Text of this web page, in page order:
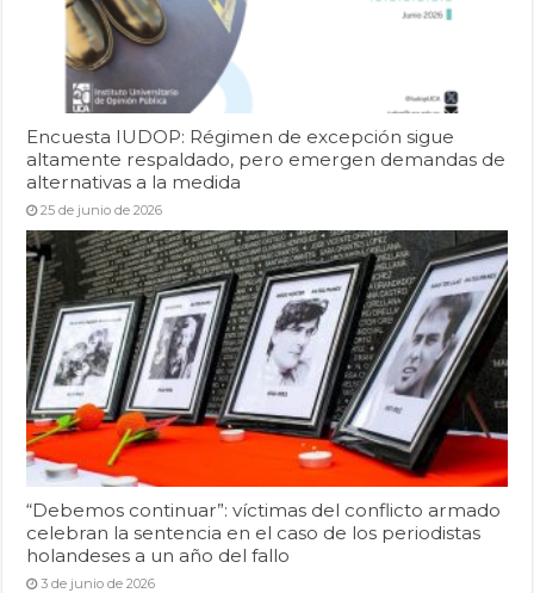
Encuesta IUDOP: Régimen de excepción sigue
altamente respaldado, pero emergen demandas de
alternativas a la medida
25 de junio de 2026
“Debemos continuar”: víctimas del conflicto armado
celebran la sentencia en el caso de los periodistas
holandeses a un año del fallo
3 de junio de 2026